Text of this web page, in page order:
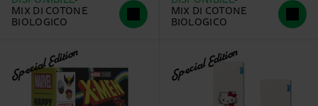
MIX DI COTONE
BIOLOGICO
MIX DI COTONE
BIOLOGICO
Special Edition Special Edition